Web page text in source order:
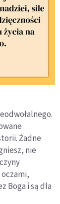
Żadne
nie
Boga i są dla